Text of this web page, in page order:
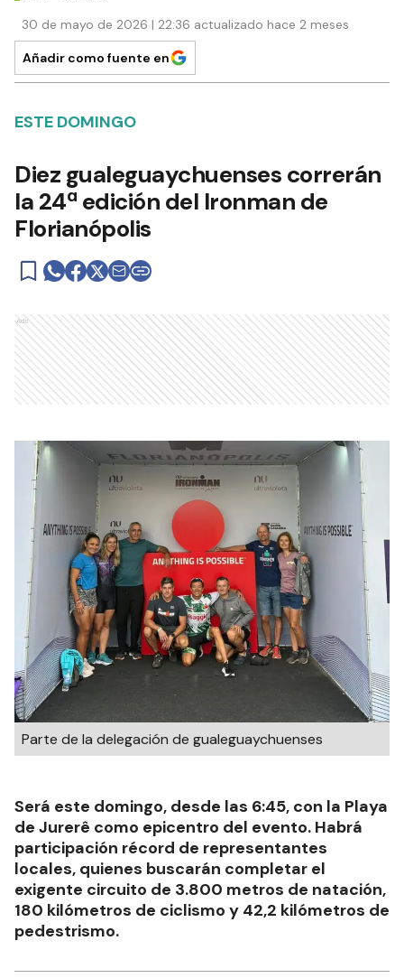
30 de mayo de 2026 | 22:36 actualizado hace 2 meses
Añadir como fuente en
ESTE DOMINGO
Diez gualeguaychuenses correrán
la 24ª edición del Ironman de
Florianópolis
Ads
Parte de la delegación de gualeguaychuenses
Será este domingo, desde las 6:45, con la Playa
de Jurerê como epicentro del evento. Habrá
participación récord de representantes
locales, quienes buscarán completar el
exigente circuito de 3.800 metros de natación,
180 kilómetros de ciclismo y 42,2 kilómetros de
pedestrismo.